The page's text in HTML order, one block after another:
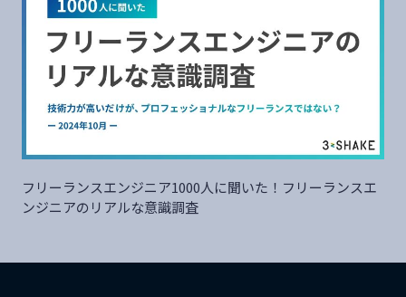
フリーランスエンジニア1000人に聞いた！フリーランスエ
ンジニアのリアルな意識調査